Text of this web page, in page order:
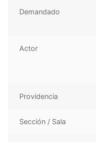
Demandado
Actor
Providencia
Sección / Sala